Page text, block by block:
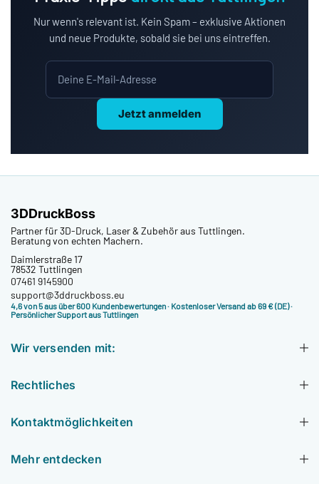
Nur wenn's relevant ist. Kein Spam – exklusive Aktionen
und neue Produkte, sobald sie bei uns eintreffen.
Jetzt anmelden
3DDruckBoss
Partner für 3D-Druck, Laser & Zubehör aus Tuttlingen.
Beratung von echten Machern.
Daimlerstraße 17
78532 Tuttlingen
07461 9145900
support@3ddruckboss.eu
4,6 von 5 aus über 600 Kundenbewertungen· Kostenloser Versand ab 69 € (DE) ·
Persönlicher Support aus Tuttlingen
Wir versenden mit:
Rechtliches
Kontaktmöglichkeiten
Mehr entdecken